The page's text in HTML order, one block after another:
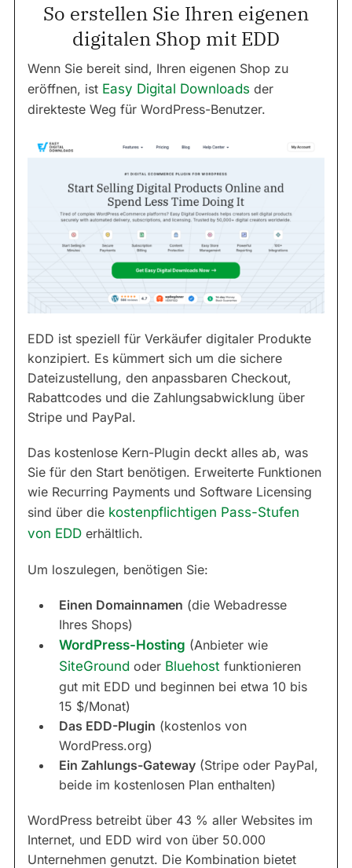
So erstellen Sie Ihren eigenen
digitalen Shop mit EDD
Wenn Sie bereit sind, Ihren eigenen Shop zu
eröffnen, ist Easy Digital Downloads der
direkteste Weg für WordPress-Benutzer.
EDD ist speziell für Verkäufer digitaler Produkte
konzipiert. Es kümmert sich um die sichere
Dateizustellung, den anpassbaren Checkout,
Rabattcodes und die Zahlungsabwicklung über
Stripe und PayPal.
Das kostenlose Kern-Plugin deckt alles ab, was
Sie für den Start benötigen. Erweiterte Funktionen
wie Recurring Payments und Software Licensing
sind über die kostenpflichtigen Pass-Stufen
von EDD erhältlich.
Um loszulegen, benötigen Sie:
Einen Domainnamen (die Webadresse
Ihres Shops)
WordPress-Hosting (Anbieter wie
SiteGround oder Bluehost funktionieren
gut mit EDD und beginnen bei etwa 10 bis
15 $/Monat)
Das EDD-Plugin (kostenlos von
WordPress.org)
Ein Zahlungs-Gateway (Stripe oder PayPal,
beide im kostenlosen Plan enthalten)
WordPress betreibt über 43 % aller Websites im
Internet, und EDD wird von über 50.000
Unternehmen genutzt. Die Kombination bietet